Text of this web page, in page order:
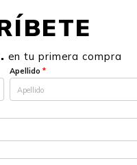
en tu primera compra
Apellido *